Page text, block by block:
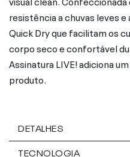
resistência a chuvas leves
Quick Dry que facilitam os
corpo seco e confortável
Assinatura LIVE! adiciona
produto.
DETALHES
TECNOLOGIA